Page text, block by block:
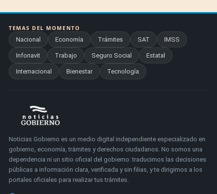
TEMAS DEL MOMENTO
Nacional
Economía Trámites SAT IMSS
Infonavit Trabajo Seguro Social Estatal
Internacional Bienestar Tecnología
Noticias Gobierno es un medio digital independiente especializado en
gobierno, economía, trámites y derechos ciudadanos. No somos una
dependencia ni un sitio oficial del gobierno: traducimos las decisiones
públicas a información clara, verificada y sin filias, y te dirigimos a los
portales oficiales para realizar tus trámites.